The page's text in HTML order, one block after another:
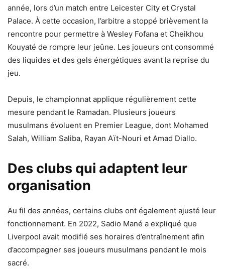
année, lors d’un match entre Leicester City et Crystal
Palace. À cette occasion, l’arbitre a stoppé brièvement la
rencontre pour permettre à Wesley Fofana et Cheikhou
Kouyaté de rompre leur jeûne. Les joueurs ont consommé
des liquides et des gels énergétiques avant la reprise du
jeu.
Depuis, le championnat applique régulièrement cette
mesure pendant le Ramadan. Plusieurs joueurs
musulmans évoluent en Premier League, dont Mohamed
Salah, William Saliba, Rayan Aït-Nouri et Amad Diallo.
Des clubs qui adaptent leur
organisation
Au fil des années, certains clubs ont également ajusté leur
fonctionnement. En 2022, Sadio Mané a expliqué que
Liverpool avait modifié ses horaires d’entraînement afin
d’accompagner ses joueurs musulmans pendant le mois
sacré.